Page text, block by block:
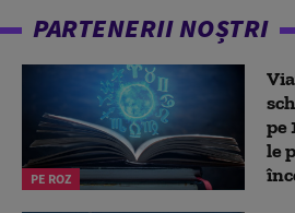
PARTENERII NOȘTRI
PE ROZ
pe
le